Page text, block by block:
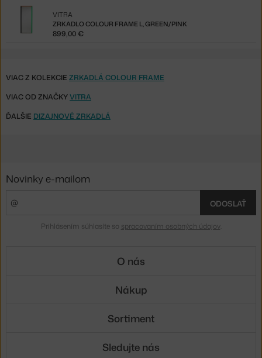
ZRKADLO COLOUR FRAME L, GREEN/PINK
VITRA
899,00 €
VIAC Z KOLEKCIE ZRKADLÁ COLOUR FRAME
VIAC OD ZNAČKYVITRA
ĎALŠIE DIZAJNOVÉ ZRKADLÁ
Novinky e-mailom
ODOSLAŤ
Prihlásením súhlasíte so spracovaním osobných údajov.
O nás
Nákup
Sortiment
Sledujte nás